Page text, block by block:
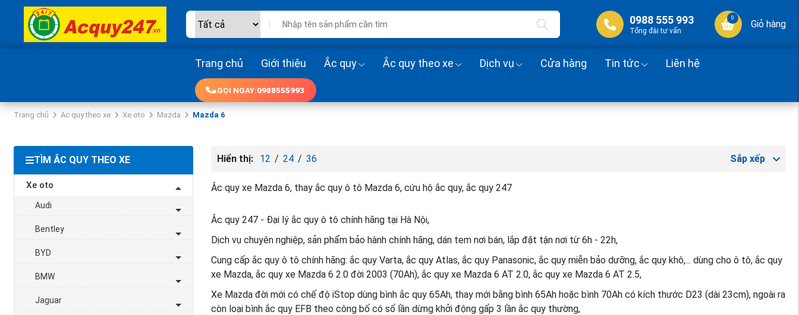
0988 555 993
Tổng đài tư vấn
0
Giỏ hàng
Trang chủ Giới thiệu Ắc quy Ắc quy theo xe Dịch vụ Cửa hàng Tin tức Liên hệ
GỌI NGAY:0988555993
Trang chủ Ac quy theo xe Xe oto Mazda Mazda 6
TÌM ẮC QUY THEO XE
Xe oto
Audi
Bentley
BYD
BMW
Jaguar
Hiển thị: 12 / 24 / 36 Sắp xếp
Ắc quy xe Mazda 6, thay ắc quy ô tô Mazda 6, cứu hộ ắc quy, ắc quy 247
Ắc quy 247 - Đại lý ắc quy ô tô chính hãng tại Hà Nội,
Dịch vụ chuyên nghiệp, sản phẩm bảo hành chính hãng, dán tem nơi bán, lắp đặt tận nơi từ 6h - 22h,
Cung cấp ắc quy ô tô chính hãng: ắc quy Varta, ắc quy Atlas, ắc quy Panasonic, ắc quy miễn bảo dưỡng, ắc quy khô,... dùng cho ô tô, ắc quy
xe Mazda, ắc quy xe Mazda 6 2.0 đời 2003 (70Ah), ắc quy xe Mazda 6 AT 2.0, ắc quy xe Mazda 6 AT 2.5,
Xe Mazda đời mới có chế độ iStop dùng bình ắc quy 65Ah, thay mới bằng bình 65Ah hoặc bình 70Ah có kích thước D23 (dài 23cm), ngoài ra
còn loại bình ắc quy EFB theo công bố có số lần dừng khởi động gấp 3 lần ắc quy thường,